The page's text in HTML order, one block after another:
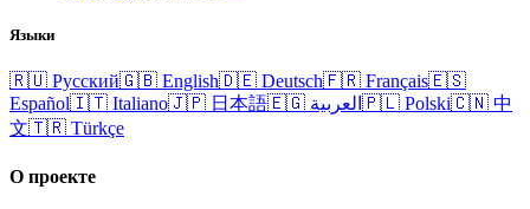
Языки
🇷🇺 Русский🇬🇧 English🇩🇪 Deutsch🇫🇷 Français🇪🇸
Español🇮🇹 Italiano🇯🇵 日本語🇪🇬 العربية 🇵🇱 Polski🇨🇳 中
文🇹🇷 Türkçe
О проекте